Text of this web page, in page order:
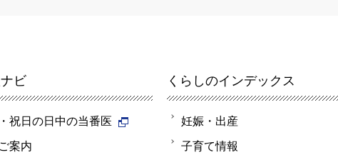
ビ
祝日の日中の当番医
案内
くらしのインデックス
妊娠・出産
子育て情報